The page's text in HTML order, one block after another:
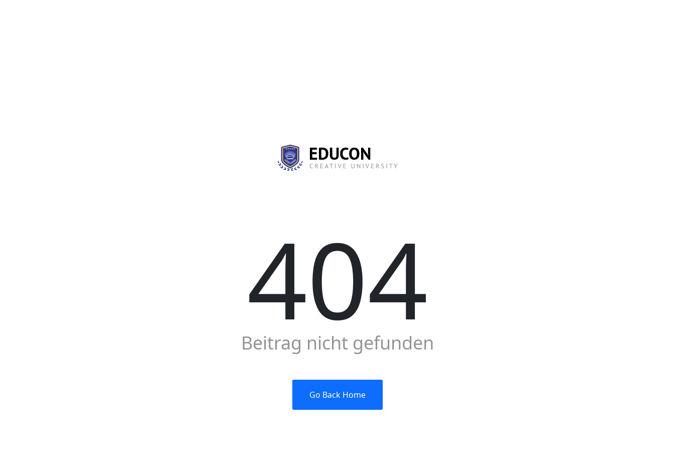
404
Beitrag nicht gefunden
Go Back Home